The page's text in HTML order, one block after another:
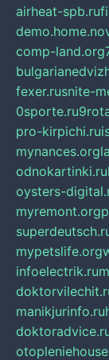
airheat-spb.ru
comp-land.org
fexer.rusnite-
0sporte.ru
pro-kirpichi.ru
mynances.org
odnokartinki.ru
oysters-
myremont.org
mypetslife.org
infoelectrik.ru
manikjurinfo.ru